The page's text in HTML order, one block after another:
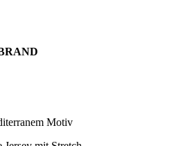
Motiv